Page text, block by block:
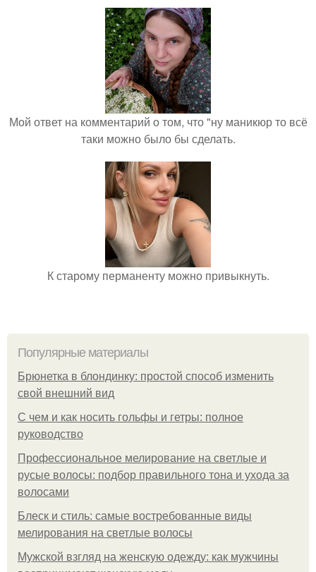
Мой ответ на комментарий о том, что "ну маникюр то всё
таки можно было бы сделать.
К старому перманенту можно привыкнуть.
Популярные материалы
Брюнетка в блондинку: простой способ изменить
свой внешний вид
С чем и как носить гольфы и гетры: полное
руководство
Профессиональное мелирование на светлые и
русые волосы: подбор правильного тона и ухода за
волосами
Блеск и стиль: самые востребованные виды
мелирования на светлые волосы
Мужской взгляд на женскую одежду: как мужчины